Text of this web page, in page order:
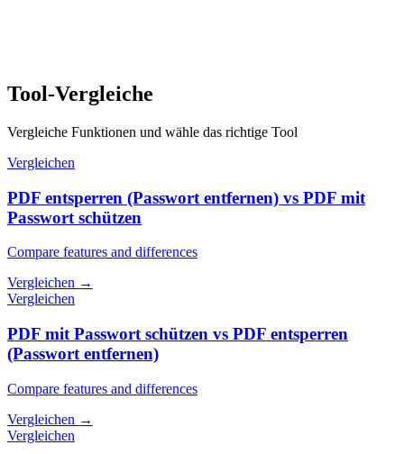
Tool-Vergleiche
Vergleiche Funktionen und wähle das richtige Tool
Vergleichen
PDF entsperren (Passwort entfernen) vs PDF mit
Passwort schützen
Compare features and differences
Vergleichen →
Vergleichen
PDF mit Passwort schützen vs PDF entsperren
(Passwort entfernen)
Compare features and differences
Vergleichen →
Vergleichen